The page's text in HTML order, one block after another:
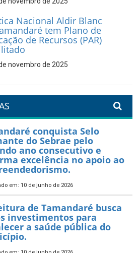
de Tamandaré
diálogo e
com a
da educação
fevereiro de 2026
cidade.
— Prefeitura
transporte gratuito
os estudantes
novembro de 2025
Nacional Aldir Blanc
tem Plano de
de Recursos (PAR)
novembro de 2025